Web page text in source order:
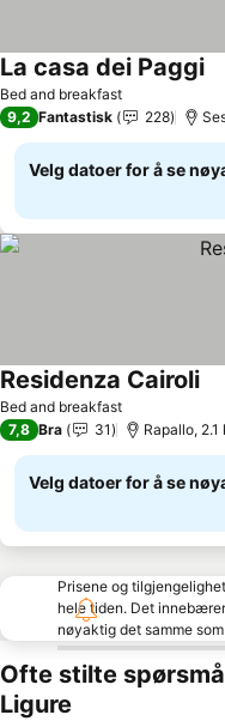
Bed and breakfast
La casa dei Paggi
9,2 Fantastisk 228
Velg datoer for å se
Bed and breakfast
Residenza Cairoli
7,8 Bra 31 Rapallo,
Velg datoer for å se
Prisene og
hele tiden. Det
nøyaktig det samme
Ofte stilte
Ligure